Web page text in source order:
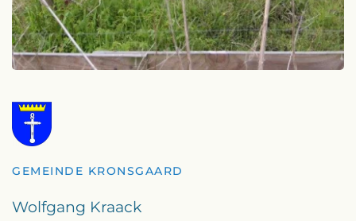
GEMEINDE KRONSGAARD
Wolfgang Kraack